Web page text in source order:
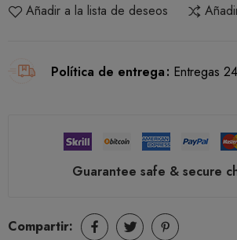
Añadir a la lista de deseos
Política de entrega Entregas
Guarantee safe & secure
Compartir: